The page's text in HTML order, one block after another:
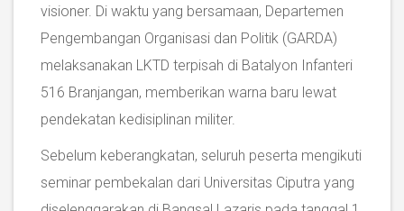
visioner. Di waktu yang bersamaan, Departemen
Pengembangan Organisasi dan Politik (GARDA)
melaksanakan LKTD terpisah di Batalyon Infanteri
516 Branjangan, memberikan warna baru lewat
pendekatan kedisiplinan militer.
Sebelum keberangkatan, seluruh peserta mengikuti
seminar pembekalan dari Universitas Ciputra yang